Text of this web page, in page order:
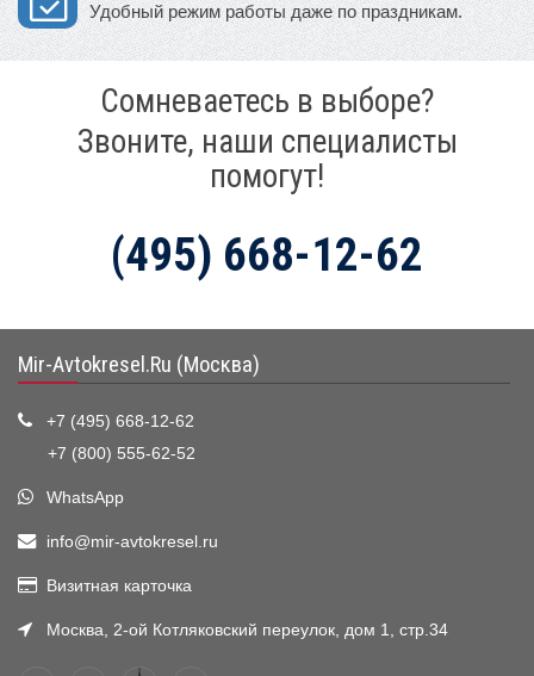
Удобный режим работы даже по праздникам.
Сомневаетесь в выборе?
Звоните, наши специалисты
помогут!
(495) 668-12-62
Mir-Avtokresel.Ru (Москва)
+7 (495) 668-12-62
+7 (800) 555-62-52
WhatsApp
info@mir-avtokresel.ru
Визитная карточка
Москва, 2-ой Котляковский переулок, дом 1, стр.34